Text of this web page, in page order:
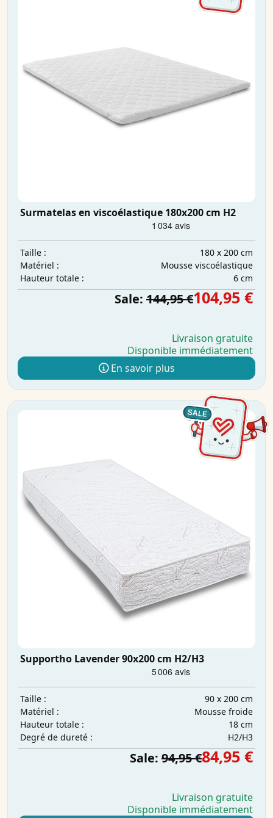
Surmatelas en viscoélastique 180x200 cm H2
Taille :
180 x 200 cm
Matériel :
Mousse viscoélastique
Hauteur totale :
6 cm
Sale: 144,95 €104,95 €
Livraison gratuite
Disponible immédiatement
En savoir plus
Supportho Lavender 90x200 cm H2/H3
Taille :
90 x 200 cm
Matériel :
Mousse froide
Hauteur totale :
18 cm
Degré de dureté :
H2/H3
Sale: 94,95 €84,95 €
Livraison gratuite
Disponible immédiatement